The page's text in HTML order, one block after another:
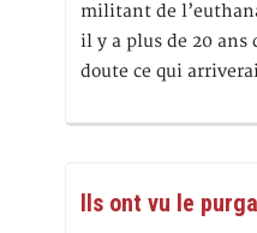
militant de
il y a plus de 20 ans
doute ce qui
Ils ont vu le